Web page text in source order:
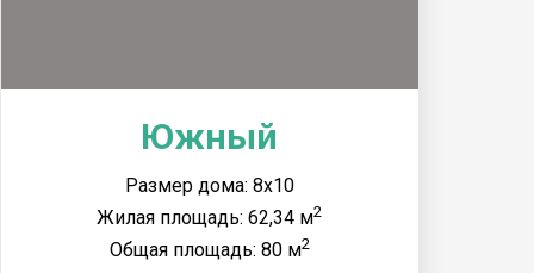
Южный
Размер дома: 8x10
Жилая площадь: 62,34 м2
Общая площадь: 80 м2